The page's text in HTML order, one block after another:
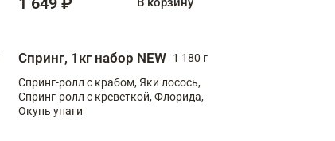
Спринг, 1кг набор NEW 1 180 г
Спринг-ролл с крабом, Яки лосось,
Спринг-ролл с креветкой, Флорида,
Окунь унаги